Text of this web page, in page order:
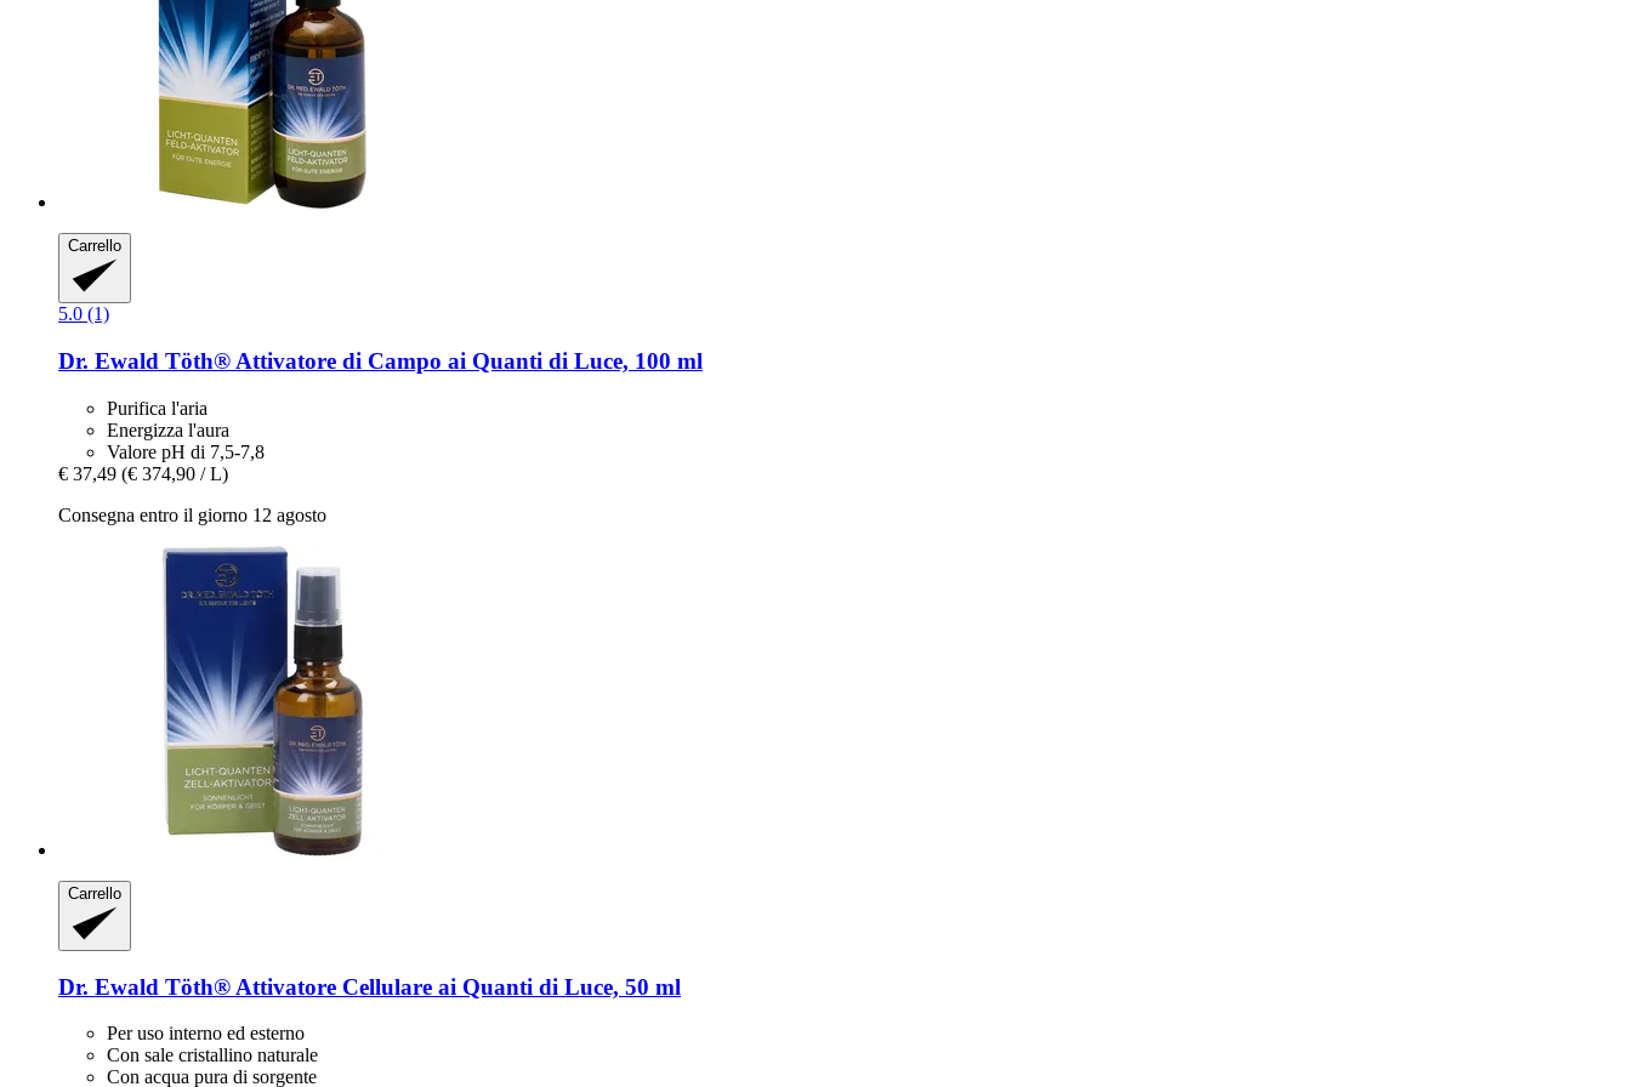
Carrello
5.0 (1)
Dr. Ewald Töth® Attivatore di Campo ai Quanti di Luce, 100 ml
Purifica l'aria
Energizza l'aura
Valore pH di 7,5-7,8
€ 37,49 (€ 374,90 / L)
Consegna entro il giorno 12 agosto
Carrello
Dr. Ewald Töth® Attivatore Cellulare ai Quanti di Luce, 50 ml
Per uso interno ed esterno
Con sale cristallino naturale
Con acqua pura di sorgente